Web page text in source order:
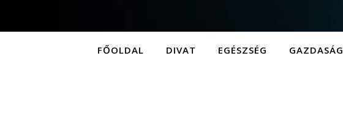
FŐOLDAL DIVAT EGÉSZSÉG GAZDASÁG